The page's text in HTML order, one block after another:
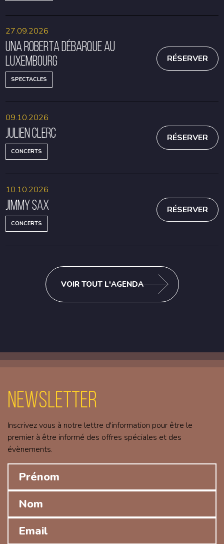
Una Roberta débarque au
Luxembourg
SPECTACLES
27.09.2026
RÉSERVER
Julien Clerc
CONCERTS
09.10.2026
RÉSERVER
Jimmy Sax
CONCERTS
10.10.2026
RÉSERVER
VOIR TOUT L'AGENDA
Newsletter
Inscrivez vous à notre lettre d'information pour être le
premier à être informé des offres spéciales et des
évènements.